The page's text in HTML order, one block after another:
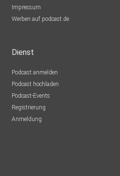
Impressum
Werben auf podcast.de
Dienst
Podcast anmelden
Podcast hochladen
Podcast-Events
Registrierung
Anmeldung